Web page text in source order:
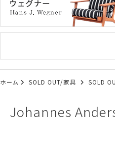
ホーム SOLD OUT/家具 SOLD
Johannes